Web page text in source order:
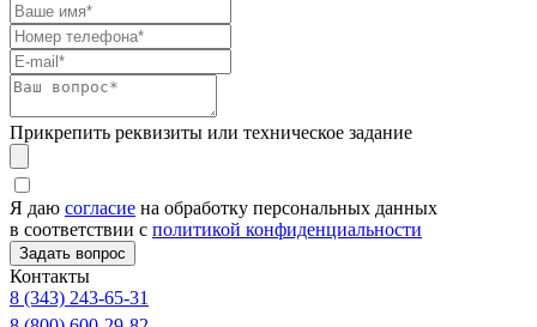
Прикрепить реквизиты или техническое задание
Я даю согласие на обработку персональных данных
в соответствии с политикой конфиденциальности
Контакты
8 (343) 243-65-31